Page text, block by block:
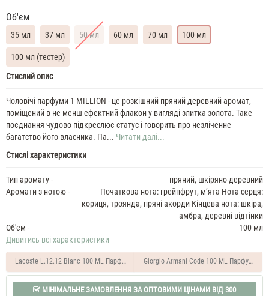
Об'єм
35 мл 37 мл 50 мл 60 мл 70 мл 100 мл
100 мл (тестер)
Paco
1
Million
35
ML
чоловічіPaco
1
Million
Духи
чоловічіPaco
Rabanne
Million
Стислий опис
Чоловічі парфуми 1 MILLION - це розкішний пряний деревний аромат,
поміщений в не менш ефектний флакон у вигляді злитка золота. Таке
поєднання чудово підкреслює статус і говорить про незліченне
багатство його власника. Па... Читати далі...
Стислі характеристики
Тип аромату -
пряний, шкіряно-деревний
Аромати з нотою -
Початкова нота: грейпфрут, м’ята Нота серця:
кориця, троянда, пряні акорди Кінцева нота: шкіра,
амбра, деревні відтінки
Об'єм -
100 мл
Дивитись всі характеристики
Lacoste L.12.12 Blanc 100 ML Парфуми чоловічіGiorgio Armani Code 100 ML Парфуми
МІНІМАЛЬНЕ ЗАМОВЛЕННЯ ЗА ОПТОВИМИ ЦІНАМИ ВІД 300